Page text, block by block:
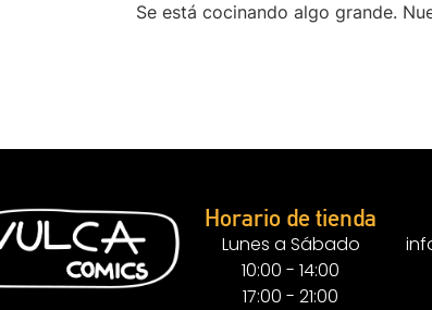
Se está cocinando algo grande.
Horario de tienda
Lunes a Sábado
10:00 - 14:00
17:00 - 21:00